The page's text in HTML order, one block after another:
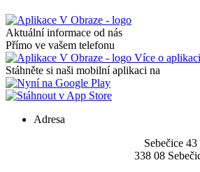
Aktuální informace od nás
Přímo ve vašem telefonu
Více o aplikaci
Stáhněte si naši mobilní aplikaci na
Adresa
Sebečice 43
338 08